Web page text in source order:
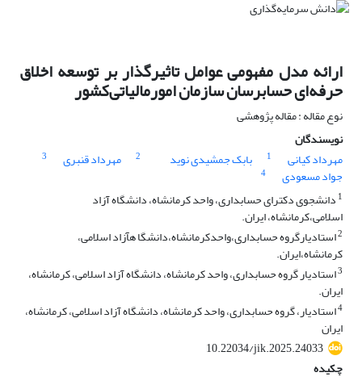
ارائه مدل مفهومی عوامل تاثیرگذار بر توسعه اخلاق
حرفه‌ای حسابرسان سازمان امورمالیاتی‌کشور
نوع مقاله : مقاله پژوهشی
نویسندگان
مهرداد کیانی
1 بابک جمشیدی نوید 2 مهرداد قنبری 3
جواد مسعودی
4
1 دانشجوی دکترای حسابداری، واحد کرمانشاه، دانشگاه آزاد
اسلامی،کرمانشاه، ایران.
2استادیارگروه حسابداری،واحدکرمانشاه،دانشگا هآزاد اسلامی،
کرمانشاه،ایران.
3استادیار گروه حسابداری، واحد کرمانشاه، دانشگاه آزاد اسلامی، کرمانشاه،
ایران.
4استادیار، گروه حسابداری، واحد کرمانشاه، دانشگاه آزاد اسلامی، کرمانشاه،
ایران
10.22034/jik.2025.24033
چکیده